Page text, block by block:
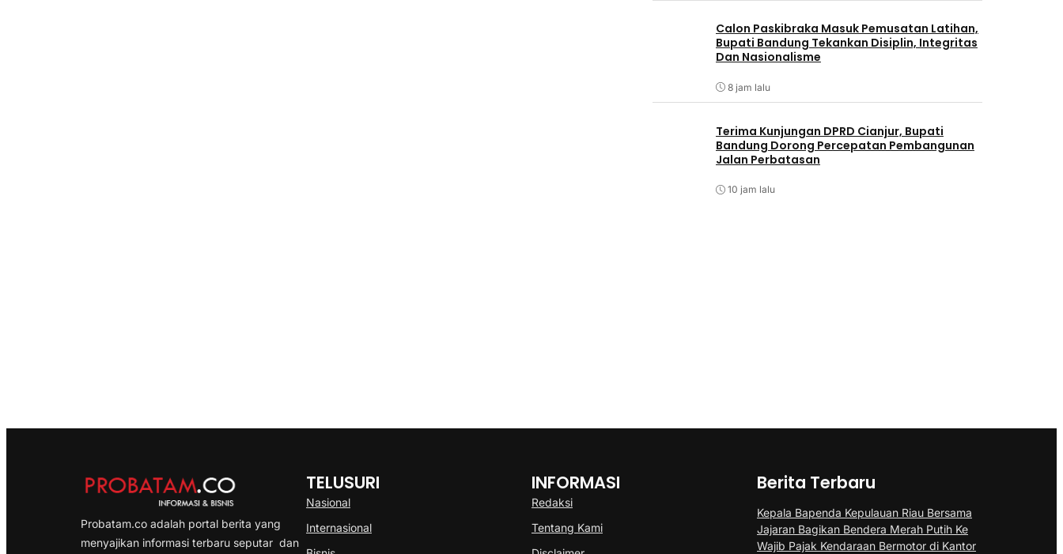
Calon Paskibraka Masuk Pemusatan Latihan,
Bupati Bandung Tekankan Disiplin, Integritas
Dan Nasionalisme
8 jam lalu
Terima Kunjungan DPRD Cianjur, Bupati
Bandung Dorong Percepatan Pembangunan
Jalan Perbatasan
10 jam lalu
Probatam.co adalah portal berita yang
menyajikan informasi terbaru seputar dan
TELUSURI
Nasional
Internasional
INFORMASI
Redaksi
Tentang Kami
Berita Terbaru
Kepala Bapenda Kepulauan Riau Bersama
Jajaran Bagikan Bendera Merah Putih Ke
Wajib Pajak Kendaraan Bermotor di Kantor